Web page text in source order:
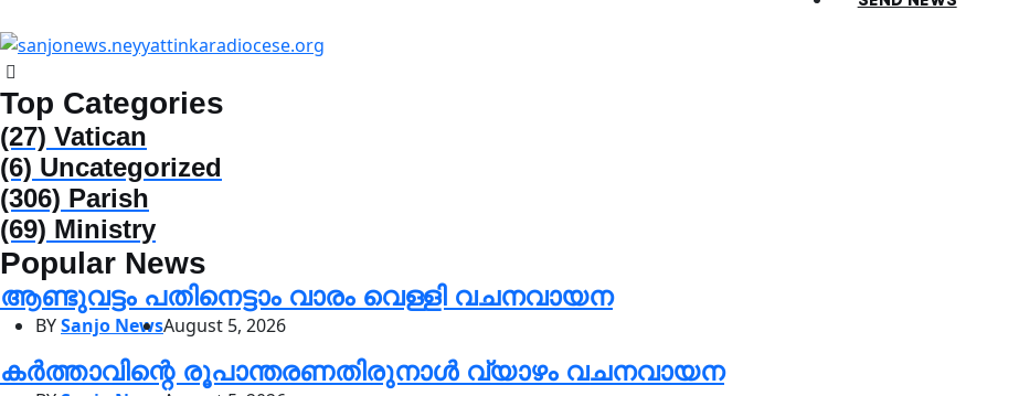
Top Categories
(27) Vatican
(6) Uncategorized
(306) Parish
(69) Ministry
Popular News
ആണ്ടുവട്ടം പതിനെട്ടാം വാരം വെള്ളി വചനവായന
BYSanjo NewsAugust 5, 2026
കർത്താവിന്റെ രൂപാന്തരണതിരുനാൾ വ്യാഴം വചനവായന